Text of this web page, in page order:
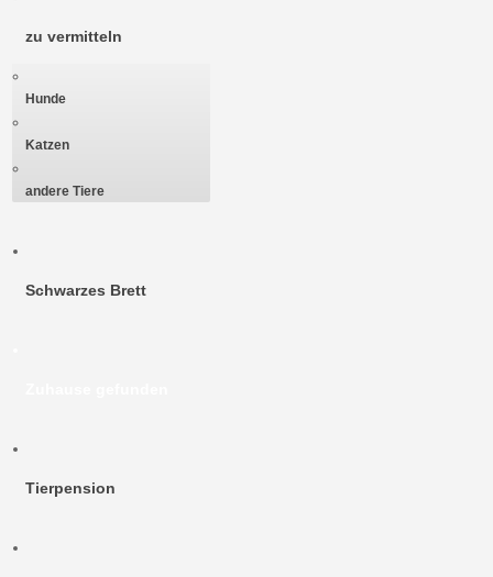
zu vermitteln
Hunde
Katzen
andere Tiere
Schwarzes Brett
Tierpension